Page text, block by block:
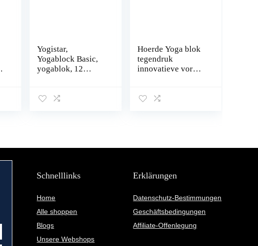
Yogistar,
Yogablock Basic,
yogablok, 12
Hoerde Yoga blok
tegendruk
innovatieve vorm
eigen gewicht
Schnelllinks
Home
Alle shoppen
Blogs
Unsere Webshops
Erklärungen
Datenschutz-Bestimmungen
Geschäftsbedingungen
Affiliate-Offenlegung